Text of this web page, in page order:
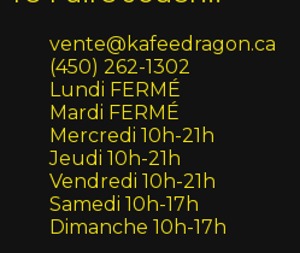
vente@kafeedragon.ca
(450) 262-1302
Lundi FERMÉ
Mardi FERMÉ
Mercredi 10h-21h
Jeudi 10h-21h
Vendredi 10h-21h
Samedi 10h-17h
Dimanche 10h-17h
English (US)